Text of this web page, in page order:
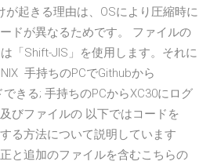
が起きる理由は、OSにより圧縮時に
ドが異なるためです。 ファイルの
「Shift-JIS」を使用します。それに
手持ちのPCでGithubから
きる; 手持ちのPCからXC30にログ
びファイルの 以下ではコードを
る方法について説明しています
と追加のファイルを含むこちらの